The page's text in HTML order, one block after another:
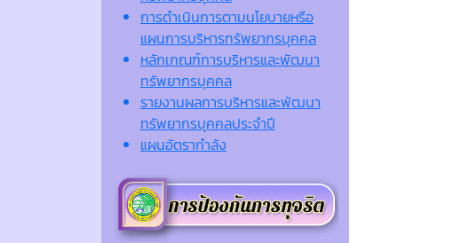
การดำเนินการตามนโยบายหรือ
แผนการบริหารทรัพยากรบุคคล
หลักเกณฑ์การบริหารและพัฒนา
ทรัพยากรบุคคล
รายงานผลการบริหารและพัฒนา
ทรัพยากรบุคคลประจำปี
แผนอัตรากำลัง